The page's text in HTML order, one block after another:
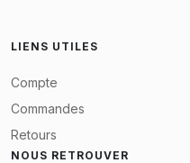
Working et Large. Elle
Yole, Compagnon et
retrouver tickets et
qu’une poche
LIENS UTILES
Compte
Commandes
Retours
NOUS RETROUVER